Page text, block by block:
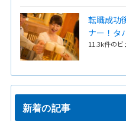
転職成功
ナー！タ
11.3k件のビ
新着の記事